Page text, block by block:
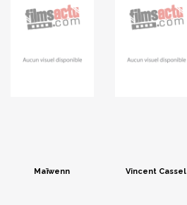
Maïwenn Vincent Cassel